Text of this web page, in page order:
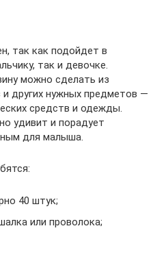
так как подойдет в
так и девочке.
можно сделать из
других нужных предметов —
средств и одежды.
удивит и порадует
для малыша.
40 штук;
или проволока;